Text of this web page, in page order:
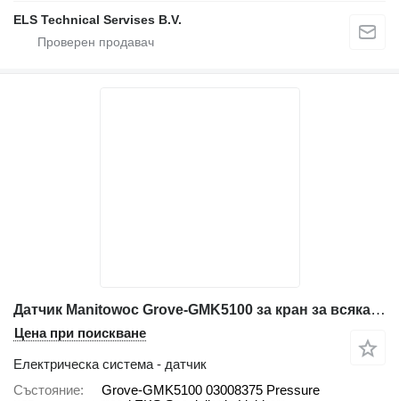
ELS Technical Servises B.V.
Датчик Manitowoc Grove-GMK5100 за кран за всякакви терени Manitowoc Grove-GMK5100
Цена при поискване
Електрическа система - датчик
Състояние
Grove-GMK5100 03008375 Pressure